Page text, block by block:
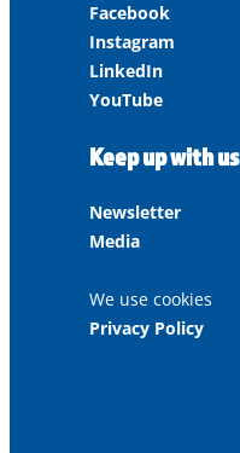
Facebook
Instagram
LinkedIn
YouTube
Keep up with us
Newsletter
Media
We use cookies
Privacy Policy